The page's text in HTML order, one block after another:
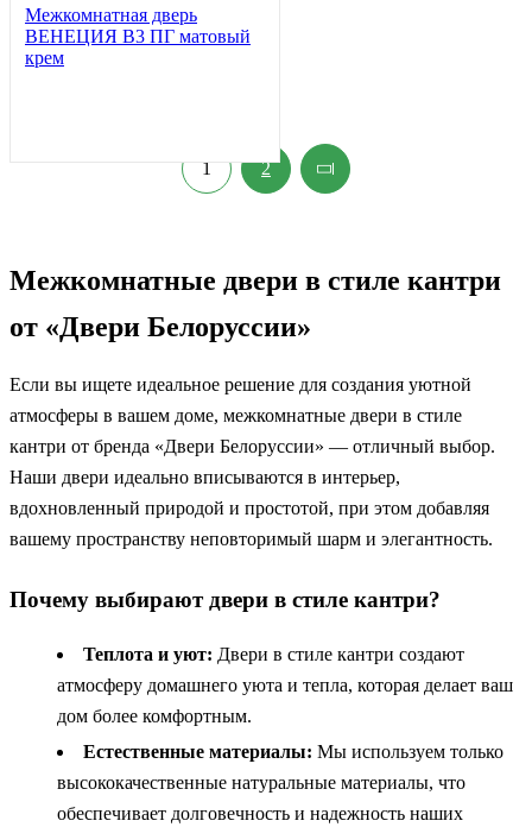
Межкомнатная дверь
ВЕНЕЦИЯ B3 ПГ матовый
крем
1 2
Межкомнатные двери в стиле кантри
от «Двери Белоруссии»
Если вы ищете идеальное решение для создания уютной
атмосферы в вашем доме, межкомнатные двери в стиле
кантри от бренда «Двери Белоруссии» — отличный выбор.
Наши двери идеально вписываются в интерьер,
вдохновленный природой и простотой, при этом добавляя
вашему пространству неповторимый шарм и элегантность.
Почему выбирают двери в стиле кантри?
Теплота и уют: Двери в стиле кантри создают
атмосферу домашнего уюта и тепла, которая делает ваш
дом более комфортным.
Естественные материалы: Мы используем только
высококачественные натуральные материалы, что
обеспечивает долговечность и надежность наших